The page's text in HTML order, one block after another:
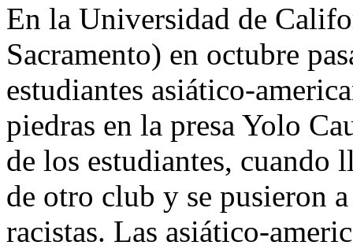
En la Universidad de
Sacramento) en octubre
estudiantes asiático-
piedras en la presa Yolo
de los estudiantes, cuando
de otro club y se pusieron
racistas. Las asiático-